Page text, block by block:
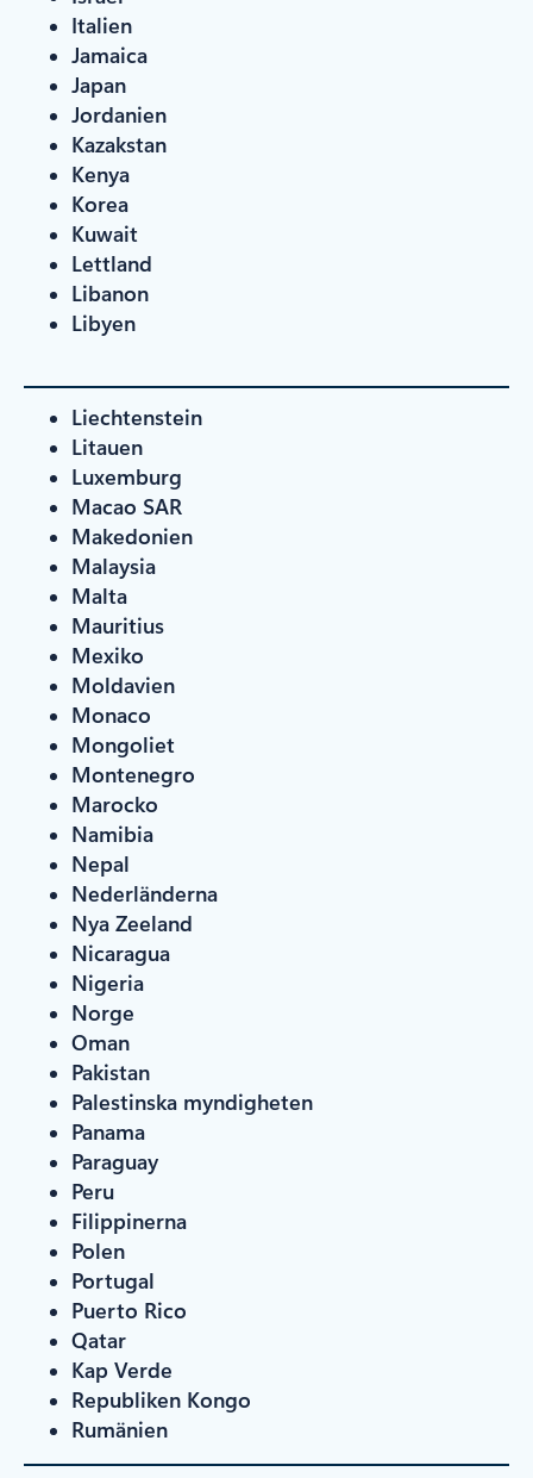
Italien
Jamaica
Japan
Jordanien
Kazakstan
Kenya
Korea
Kuwait
Lettland
Libanon
Libyen
Liechtenstein
Litauen
Luxemburg
Macao SAR
Makedonien
Malaysia
Malta
Mauritius
Mexiko
Moldavien
Monaco
Mongoliet
Montenegro
Marocko
Namibia
Nepal
Nederländerna
Nya Zeeland
Nicaragua
Nigeria
Norge
Oman
Pakistan
Palestinska myndigheten
Panama
Paraguay
Peru
Filippinerna
Polen
Portugal
Puerto Rico
Qatar
Kap Verde
Republiken Kongo
Rumänien